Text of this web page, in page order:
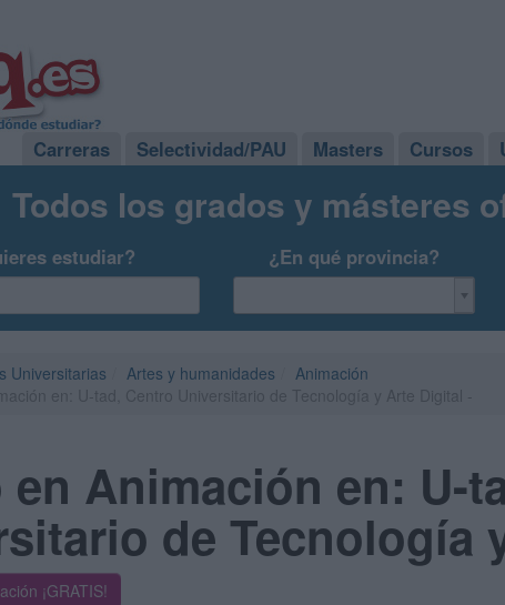
Carreras Selectividad/PAU Masters Cursos
Todos los grados y másteres
estudiar? ¿En qué provincia?
Universitarias Artes y humanidades
Animación
en Animación en: U-
de Tecnología
¡GRATIS!